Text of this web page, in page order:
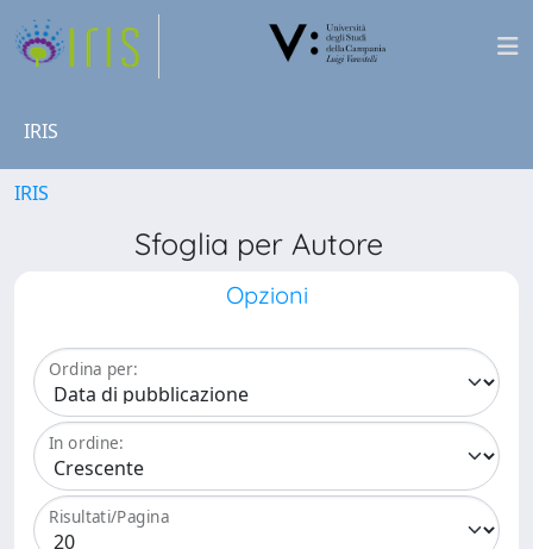
IRIS
IRIS
Sfoglia per Autore
Opzioni
Ordina per:
In ordine:
Risultati/Pagina